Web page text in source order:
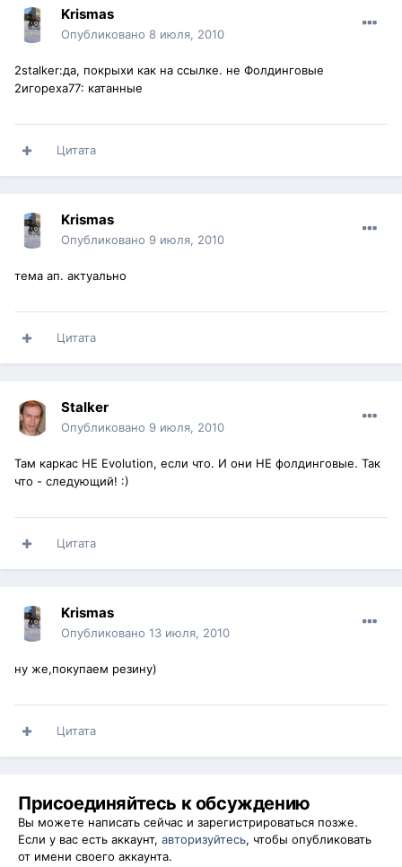
Krismas
Опубликовано 8 июля, 2010
2stalker:да, покрыхи как на ссылке. не Фолдинговые
2игореха77: катанные
Цитата
Krismas
Опубликовано 9 июля, 2010
тема ап. актуально
Цитата
Stalker
Опубликовано 9 июля, 2010
Там каркас НЕ Evolution, если что. И они НЕ фолдинговые. Так
что - следующий! :)
Цитата
Krismas
Опубликовано 13 июля, 2010
ну же,покупаем резину)
Цитата
Присоединяйтесь к обсуждению
Вы можете написать сейчас и зарегистрироваться позже.
Если у вас есть аккаунт, авторизуйтесь, чтобы опубликовать
от имени своего аккаунта.